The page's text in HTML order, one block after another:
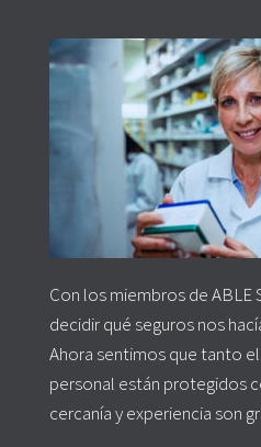
Con los miembros de ABLE
decidir qué seguros nos
Ahora sentimos que tanto
personal están protegidos
cercanía y experiencia son